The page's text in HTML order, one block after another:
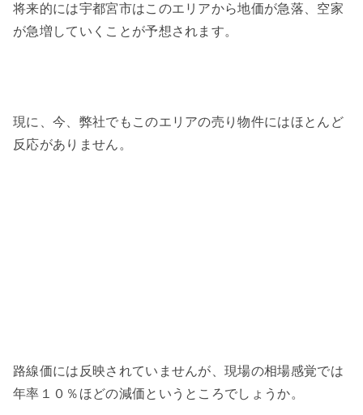
将来的には宇都宮市はこのエリアから地価が急落、空家
が急増していくことが予想されます。
現に、今、弊社でもこのエリアの売り物件にはほとんど
反応がありません。
路線価には反映されていませんが、現場の相場感覚では
年率１０％ほどの減価というところでしょうか。